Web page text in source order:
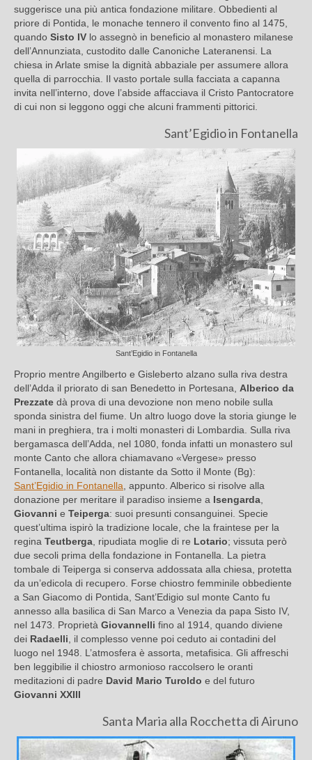
suggerisce una più antica fondazione militare. Obbedienti al
priore di Pontida, le monache tennero il convento fino al 1475,
quando Sisto IV lo assegnò in beneficio al monastero milanese
dell’Annunziata, custodito dalle Canoniche Lateranensi. La
chiesa in Arlate smise la dignità abbaziale per assumere allora
quella di parrocchia. Il vasto portale sulla facciata a capanna
invita nell’interno, dove l’abside affacciava il Cristo Pantocratore
di cui non si leggono oggi che alcuni frammenti pittorici.
Sant’Egidio in Fontanella
Sant’Egidio in Fontanella
Proprio mentre Angilberto e Gisleberto alzano sulla riva destra
dell’Adda il priorato di san Benedetto in Portesana, Alberico da
Prezzate dà prova di una devozione non meno nobile sulla
sponda sinistra del fiume. Un altro luogo dove la storia giunge le
mani in preghiera, tra i molti monasteri di Lombardia. Sulla riva
bergamasca dell’Adda, nel 1080, fonda infatti un monastero sul
monte Canto che allora chiamavano «Vergese» presso
Fontanella, località non distante da Sotto il Monte (Bg):
Sant’Egidio in Fontanella , appunto. Alberico si risolve alla
donazione per meritare il paradiso insieme a Isengarda
Giovanni e Teiperga: suoi presunti consanguinei. Specie
quest’ultima ispirò la tradizione locale, che la fraintese per la
regina Teutberga , ripudiata moglie di re Lotario; vissuta però
due secoli prima della fondazione in Fontanella. La pietra
tombale di Teiperga si conserva addossata alla chiesa, protetta
da un’edicola di recupero. Forse chiostro femminile obbediente
a San Giacomo di Pontida, Sant’Edigio sul monte Canto fu
annesso alla basilica di San Marco a Venezia da papa Sisto IV,
nel 1473. Proprietà Giovannelli fino al 1914, quando diviene
dei Radaelli , il complesso venne poi ceduto ai contadini del
luogo nel 1948. L’atmosfera è assorta, metafisica. Gli affreschi
ben leggibilie il chiostro armonioso raccolsero le oranti
meditazioni di padre David Mario Turoldo e del futuro
Giovanni XXIII
Santa Maria alla Rocchetta di Airuno